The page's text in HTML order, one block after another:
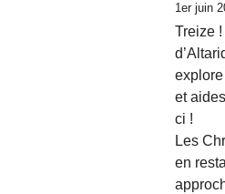
1er juin
Treize
et
ci !
Les
en